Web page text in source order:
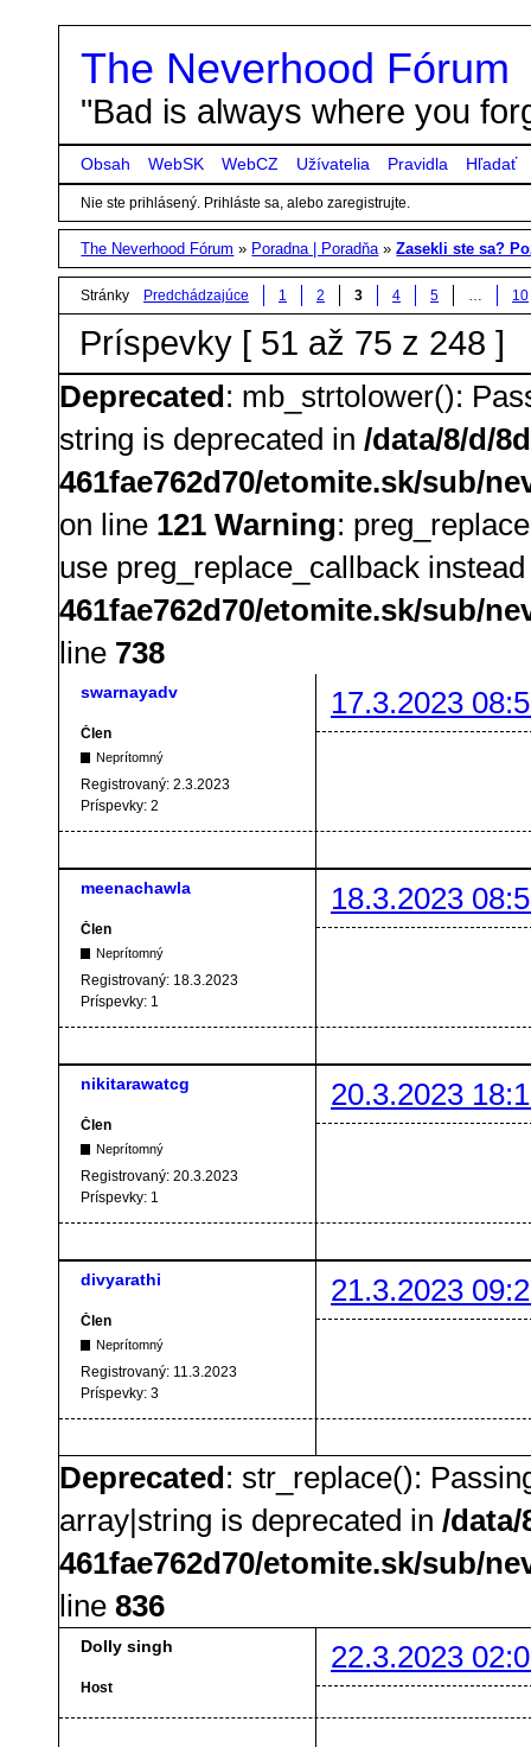
The Neverhood Fórum
"Bad is always where you
Obsah WebSK WebCZ Užívatelia Pravidla Hľadať
Nie ste prihlásený. Prihláste sa, alebo zaregistrujte.
The Neverhood Fórum » Poradna | Poradňa »Zasekli ste sa?
Stránky Predchádzajúce 1 2 3 4 5 10
Príspevky [ 51 až 75 z 248 ]
Deprecated: mb_strtolower():
string is deprecated in /data/8/d/
461fae762d70/etomite.sk/sub/
on line 121 Warning:
use preg_replace_callback
461fae762d70/etomite.sk/sub/
line 738
swarnayadv 17.3.2023
Člen
Neprítomný
Registrovaný: 2.3.2023
Príspevky: 2
meenachawla 18.3.2023
Člen
Neprítomný
Registrovaný: 18.3.2023
Príspevky: 1
nikitarawatcg 20.3.2023
Člen
Neprítomný
Registrovaný: 20.3.2023
Príspevky: 1
divyarathi 21.3.2023
Člen
Neprítomný
Registrovaný: 11.3.2023
Príspevky: 3
Deprecated: str_replace():
array|string is deprecated in /data/
461fae762d70/etomite.sk/sub/
line 836
Dolly singh 22.3.2023
Host